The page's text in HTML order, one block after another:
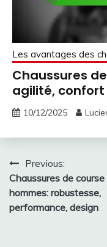
Les avantages des
Chaussures
agilité, confort
10/12/2025
Post
navigation
Previous:
Chaussures de course
hommes: robustesse,
performance, design